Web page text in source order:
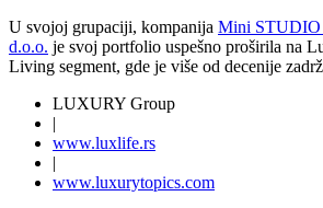
U svojoj grupaciji, kompanija Mini STUDIO
d.o.o. je svoj portfolio uspešno proširila na
Living segment, gde je više od decenije
LUXURY Group
|
www.luxlife.rs
|
www.luxurytopics.com